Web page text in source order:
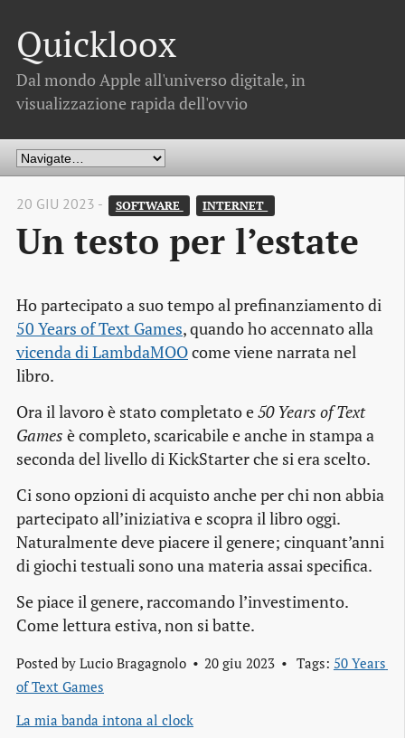
Quickloox
Dal mondo Apple all'universo digitale, in
visualizzazione rapida dell'ovvio
20 GIU 2023 - SOFTWARE INTERNET
Un testo per l’estate
Ho partecipato a suo tempo al prefinanziamento di
50 Years of Text Games, quando ho accennato alla
vicenda di LambdaMOOcome viene narrata nel
libro.
Ora il lavoro è stato completato e50 Years of Text
Games è completo, scaricabile e anche in stampa a
seconda del livello di KickStarter che si era scelto.
Ci sono opzioni di acquisto anche per chi non abbia
partecipato all’iniziativa e scopra il libro oggi.
Naturalmente deve piacere il genere; cinquant’anni
di giochi testuali sono una materia assai specifica.
Se piace il genere, raccomando l’investimento.
Come lettura estiva, non si batte.
Posted by Lucio Bragagnolo 20 giu 2023 Tags: 50 Years
of Text Games
La mia banda intona al clock